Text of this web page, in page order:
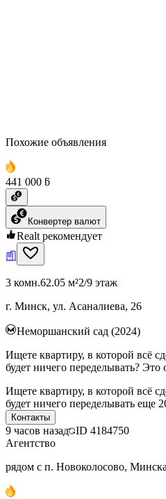
Похожие объявления
441 000 ƃ
Конвертер валют
Realt рекомендует
3 комн.62.05 м²2/9 этаж
г. Минск, ул. Асаналиева, 26
Неморшанский сад (2024)
Ищете квартиру, в которой всё
будет ничего переделывать? Это
Ищете квартиру, в которой всё
будет ничего переделывать еще
Контакты
9 часов назад ID 4184750
Агентство
рядом с п. Новоколосово,